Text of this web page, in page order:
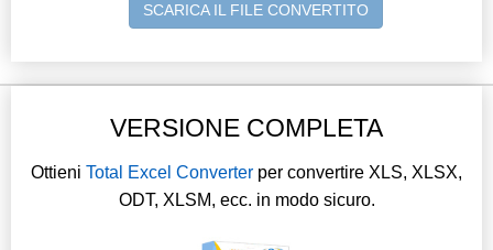
SCARICA IL FILE CONVERTITO
VERSIONE COMPLETA
Ottieni Total Excel Converter per convertire XLS, XLSX,
ODT, XLSM, ecc. in modo sicuro.